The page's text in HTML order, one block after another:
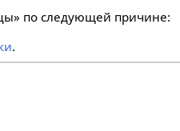
по следующей причине:
.